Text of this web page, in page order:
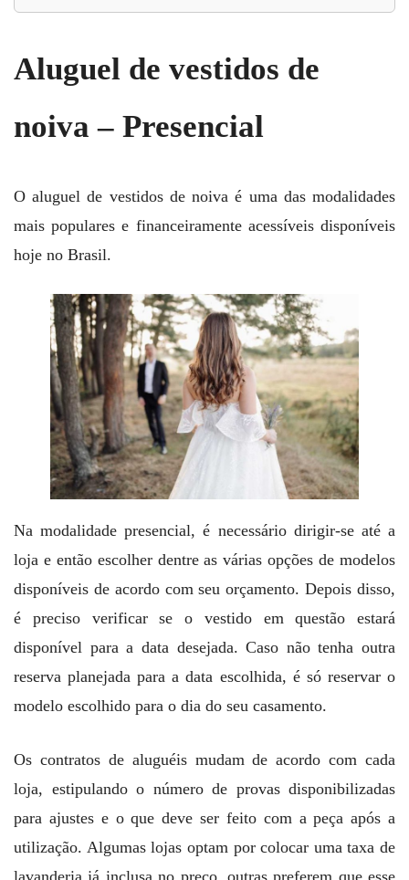
Aluguel de vestidos de
noiva – Presencial
O aluguel de vestidos de noiva é uma das modalidades
mais populares e financeiramente acessíveis disponíveis
hoje no Brasil.
Na modalidade presencial, é necessário dirigir-se até a
loja e então escolher dentre as várias opções de modelos
disponíveis de acordo com seu orçamento. Depois disso,
é preciso verificar se o vestido em questão estará
disponível para a data desejada. Caso não tenha outra
reserva planejada para a data escolhida, é só reservar o
modelo escolhido para o dia do seu casamento.
Os contratos de aluguéis mudam de acordo com cada
loja, estipulando o número de provas disponibilizadas
para ajustes e o que deve ser feito com a peça após a
utilização. Algumas lojas optam por colocar uma taxa de
lavanderia já inclusa no preço, outras preferem que esse